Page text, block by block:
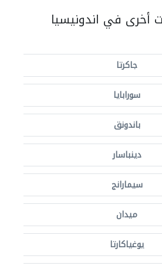
في اندونيسيا
جاكرتا
سورابايا
باندونق
دينباسار
سيمارانج
ميدان
يوغياكارتا